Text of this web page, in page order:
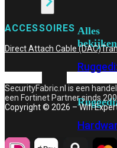
Alles
bekijken
ACCESSOIRES
Direct Attach Cable (DAC)
SecurityFabric.nl is een
een Fortinet Partner sinds
Copyright © 2026 – Wifi